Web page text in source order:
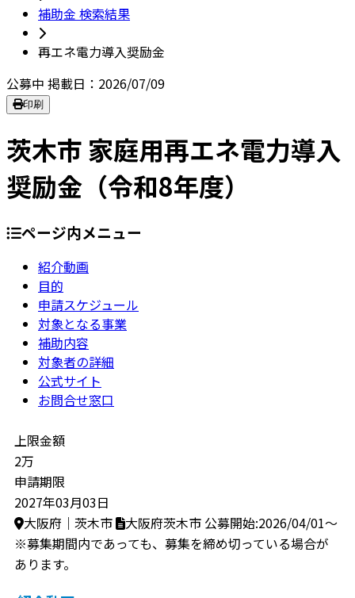
補助金 検索結果
再エネ電力導入奨励金
公募中 掲載日：2026/07/09
印刷
茨木市 家庭用再エネ電力導入
奨励金（令和8年度）
ページ内メニュー
紹介動画
目的
申請スケジュール
対象となる事業
補助内容
対象者の詳細
公式サイト
お問合せ窓口
上限金額
2万
申請期限
2027年03月03日
大阪府｜茨木市
大阪府茨木市 公募開始:2026/04/01～
※募集期間内であっても、募集を締め切っている場合が
あります。